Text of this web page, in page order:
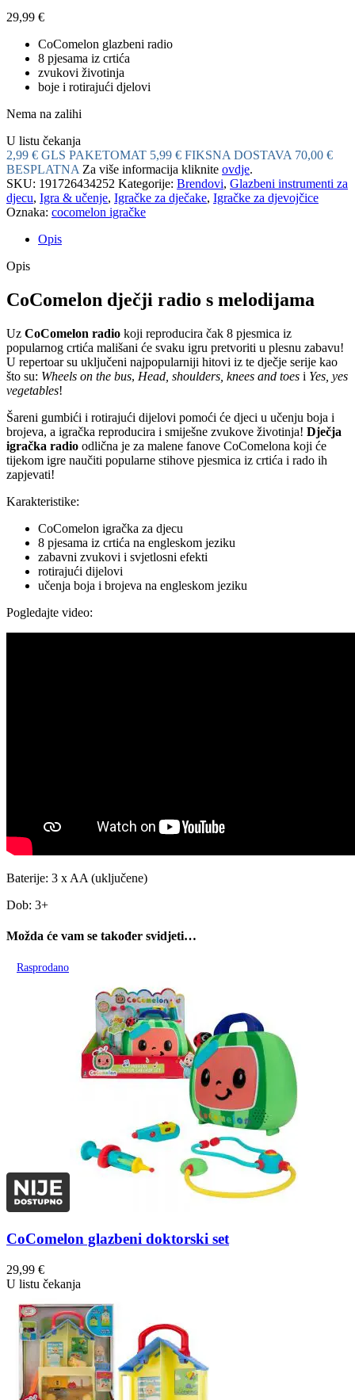
29,99 €
CoComelon glazbeni radio
8 pjesama iz crtića
zvukovi životinja
boje i rotirajući djelovi
Nema na zalihi
U listu čekanja
2,99 € GLS PAKETOMAT 5,99 € FIKSNA DOSTAVA 70,00 €
BESPLATNA Za više informacija kliknite ovdje.
SKU: 191726434252 Kategorije: Brendovi, Glazbeni instrumenti za
djecu, Igra & učenje, Igračke za dječake, Igračke za djevojčice
Oznaka: cocomelon igračke
Opis
Opis
CoComelon dječji radio s melodijama
Uz CoComelon radio koji reproducira čak 8 pjesmica iz
popularnog crtića mališani će svaku igru pretvoriti u plesnu zabavu!
U repertoar su uključeni najpopularniji hitovi iz te dječje serije kao
što su: Wheels on the bus, Head, shoulders, knees and toes i Yes, yes
vegetables!
Šareni gumbići i rotirajući dijelovi pomoći će djeci u učenju boja i
brojeva, a igračka reproducira i smiješne zvukove životinja! Dječja
igračka radio odlična je za malene fanove CoComelona koji će
tijekom igre naučiti popularne stihove pjesmica iz crtića i rado ih
zapjevati!
Karakteristike:
CoComelon igračka za djecu
8 pjesama iz crtića na engleskom jeziku
zabavni zvukovi i svjetlosni efekti
rotirajući dijelovi
učenja boja i brojeva na engleskom jeziku
Pogledajte video:
Baterije: 3 x AA (uključene)
Dob: 3+
Možda će vam se također svidjeti…
Rasprodano
CoComelon glazbeni doktorski set
29,99 €
U listu čekanja